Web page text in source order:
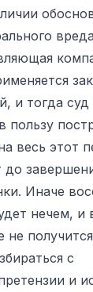
и тогда
пользу
весь этот
до
Иначе
нечем, и
с
и